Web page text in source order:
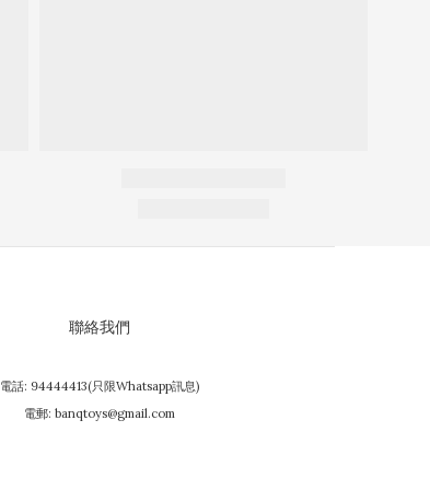
聯絡我們
電話: 94444413(只限Whatsapp訊息)
電郵: banqtoys@gmail.com